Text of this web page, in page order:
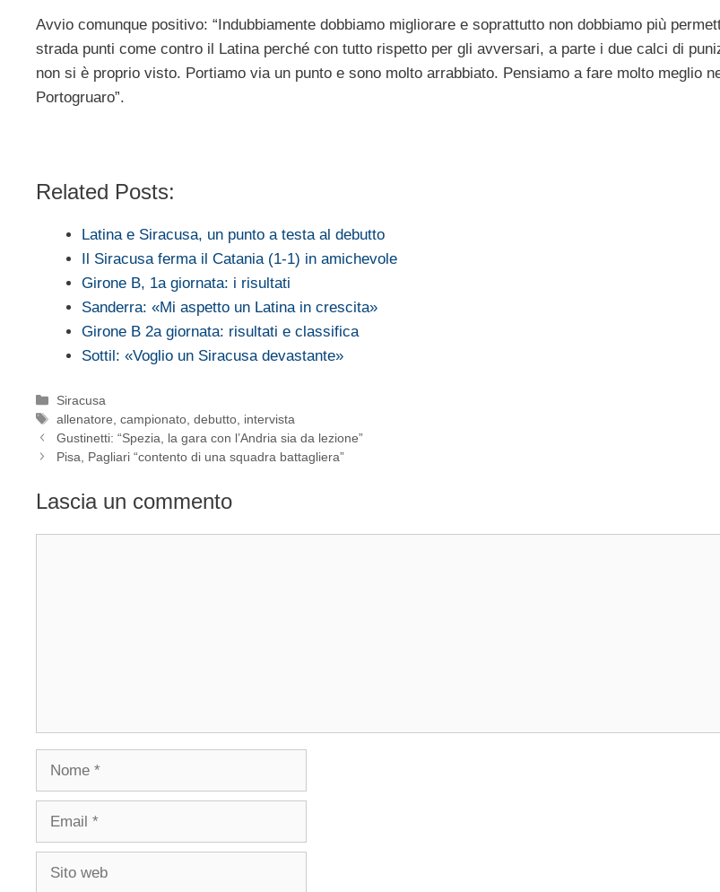
Avvio comunque positivo: “Indubbiamente dobbiamo migliorare e soprattutto non dobbiamo più
strada punti come contro il Latina perché con tutto rispetto per gli avversari, a parte i due calci di
non si è proprio visto. Portiamo via un punto e sono molto arrabbiato. Pensiamo a fare molto meglio
Portogruaro”.
Related Posts:
Latina e Siracusa, un punto a testa al debutto
Il Siracusa ferma il Catania (1-1) in amichevole
Girone B, 1a giornata: i risultati
Sanderra: «Mi aspetto un Latina in crescita»
Girone B 2a giornata: risultati e classifica
Sottil: «Voglio un Siracusa devastante»
Categorie
Siracusa
Tag
allenatore ,campionato ,debutto intervista
Gustinetti: “Spezia, la gara con l’Andria sia da lezione”
Pisa, Pagliari “contento di una squadra battagliera”
Lascia un commento
Nome
Email
Sito